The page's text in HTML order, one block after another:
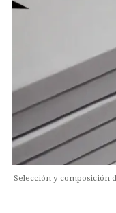
Selección y composición